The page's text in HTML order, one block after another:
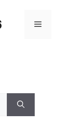
Menu